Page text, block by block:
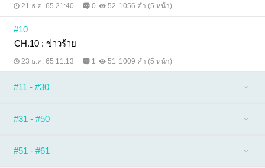
21 ธ.ค. 65 21:40 0 52 1056 คำ (5 หน้า)
#10
CH.10 : ข่าวร้าย
23 ธ.ค. 65 11:13 1 51 1009 คำ (5 หน้า)
#11 - #30
#31 - #50
#51 - #61